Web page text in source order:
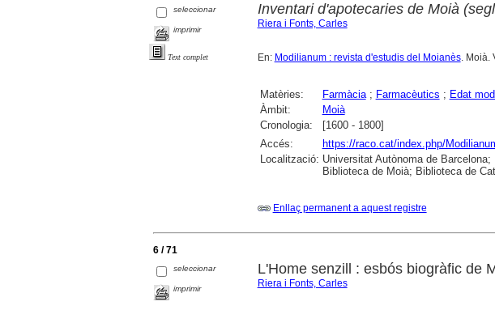
seleccionar
imprimir
Text complet
Inventari d'apotecaries de Moià
Riera i Fonts, Carles
En: Modilianum : revista d'estudis del Moianès. Moià.
Matèries: Farmàcia; Farmacèutics ; Edat
Àmbit:
Moià
Cronologia:
[1600 - 1800]
Accés:
https://raco.cat/index.php/
Localització: Universitat Autònoma de
Biblioteca de Moià; Biblioteca de
Enllaç permanent a aquest registre
6 / 71
seleccionar
imprimir
L'Home senzill : esbós biogràfic de
Riera i Fonts, Carles